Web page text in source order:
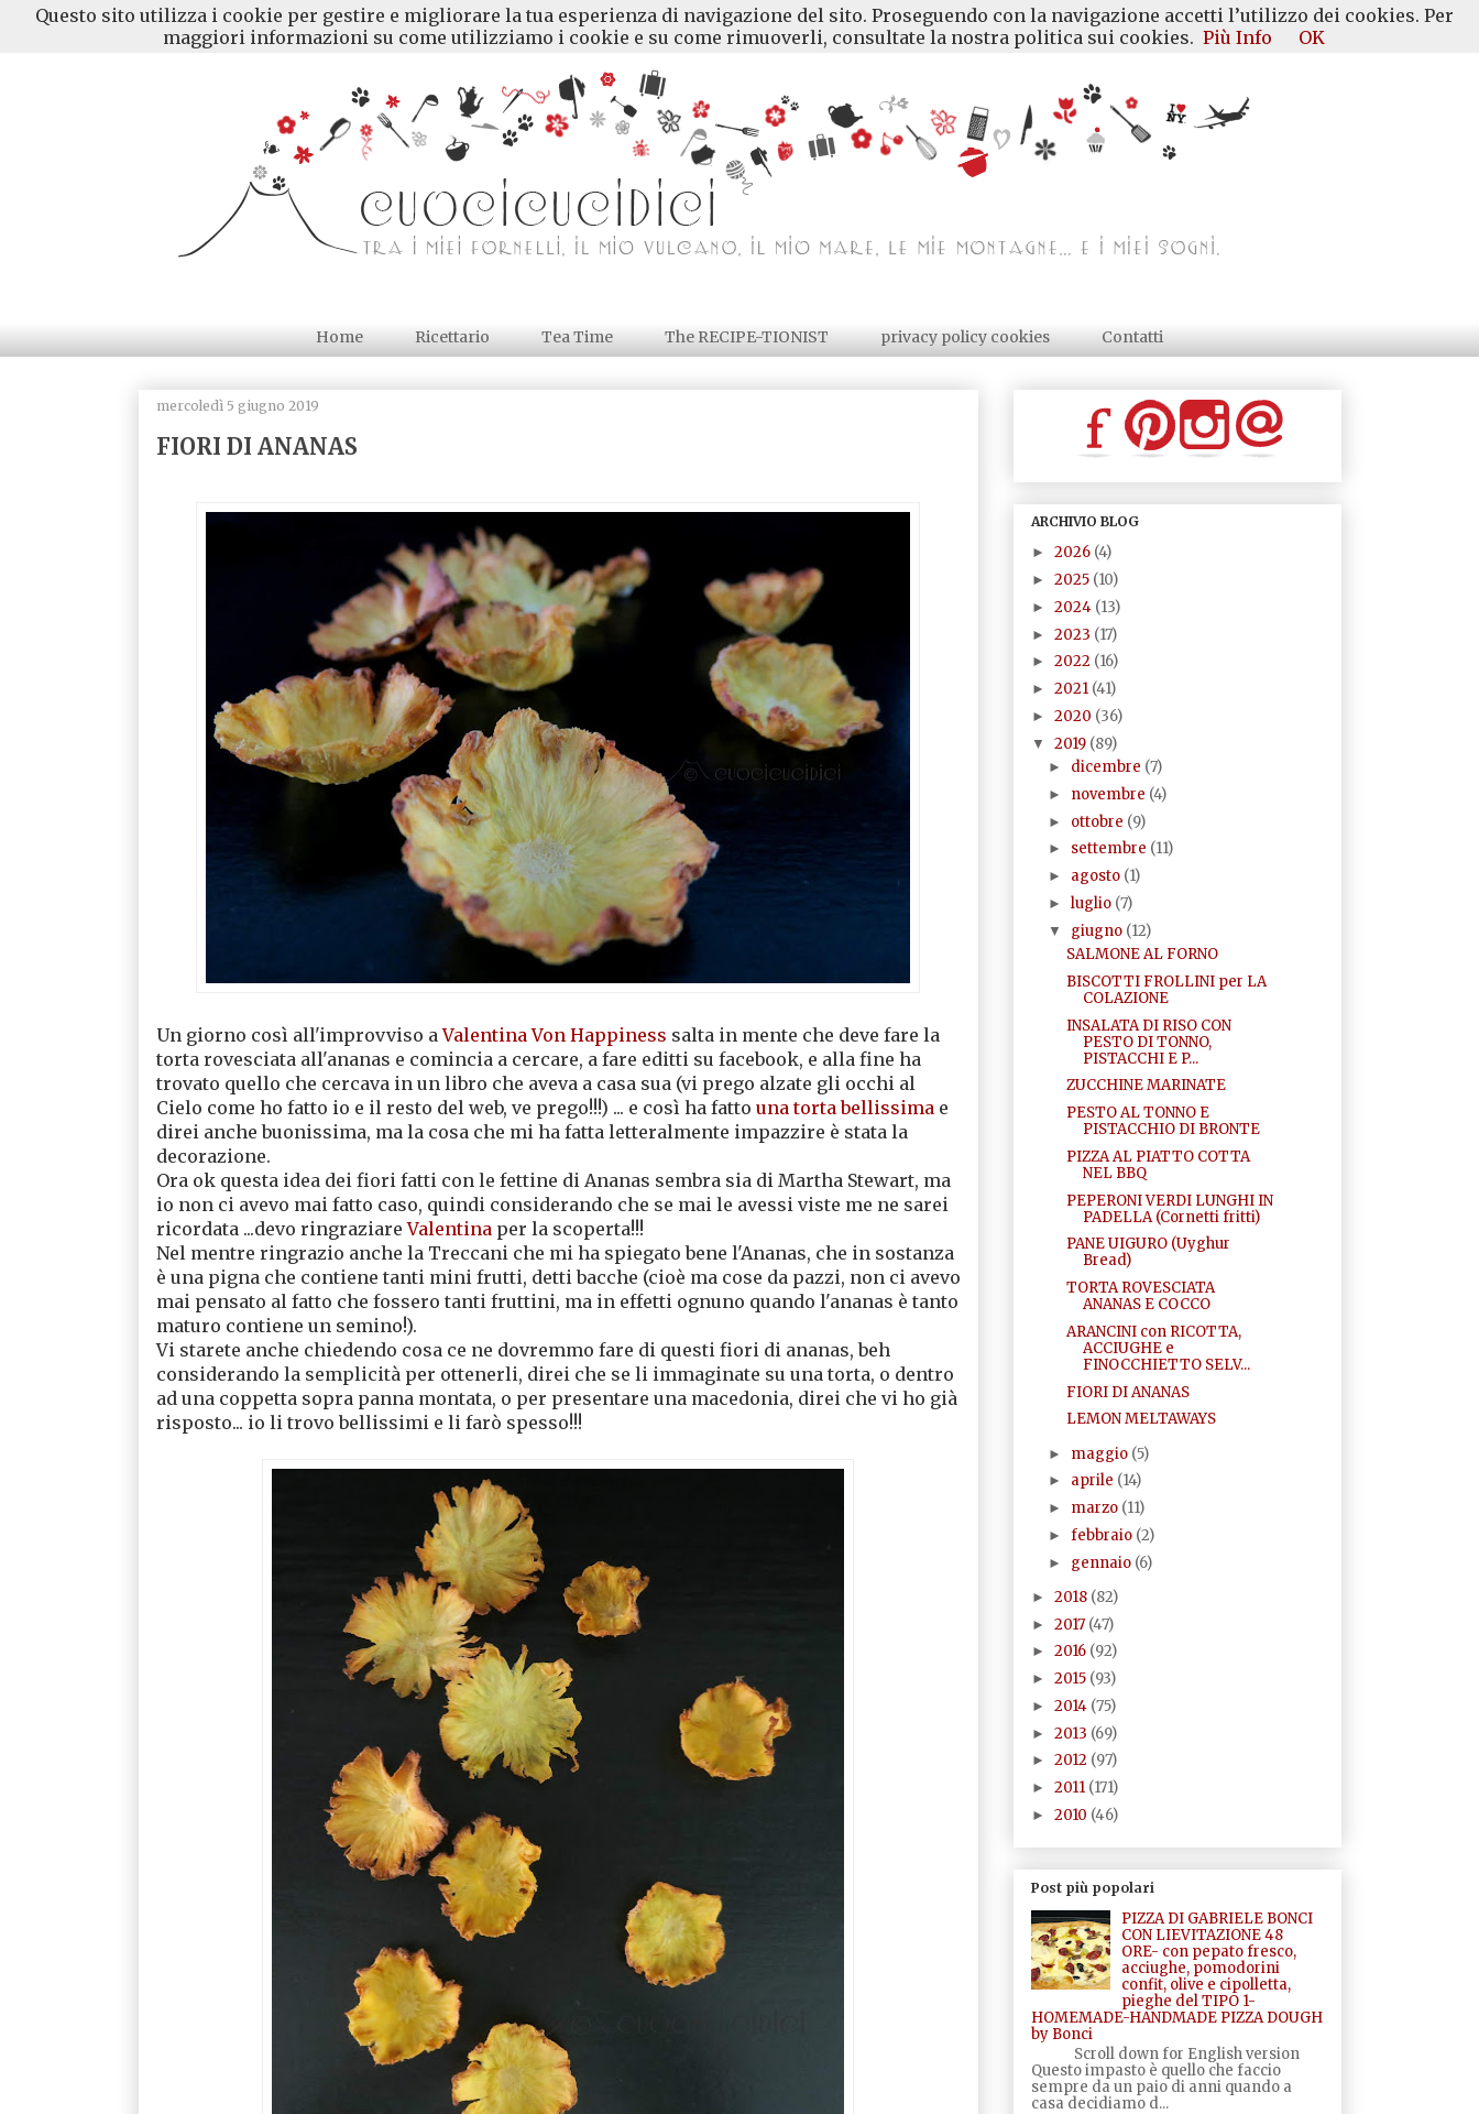
Home Ricettario Tea Time The RECIPE-TIONIST privacy policy cookies Contatti
mercoledì 5 giugno 2019
FIORI DI ANANAS
Un giorno così all'improvviso aValentina Von Happiness salta in mente che deve fare la
torta rovesciata all'ananas e comincia a cercare, a fare editti su facebook, e alla fine ha
trovato quello che cercava in un libro che aveva a casa sua (vi prego alzate gli occhi al
Cielo come ho fatto io e il resto del web, ve prego!!!) ... e così ha fatto una torta bellissima e
direi anche buonissima, ma la cosa che mi ha fatta letteralmente impazzire è stata la
decorazione.
Ora ok questa idea dei fiori fatti con le fettine di Ananas sembra sia di Martha Stewart, ma
io non ci avevo mai fatto caso, quindi considerando che se mai le avessi viste me ne sarei
ricordata ...devo ringraziareValentina per la scoperta!!!
Nel mentre ringrazio anche la Treccani che mi ha spiegato bene l'Ananas, che in sostanza
è una pigna che contiene tanti mini frutti, detti bacche (cioè ma cose da pazzi, non ci avevo
mai pensato al fatto che fossero tanti fruttini, ma in effetti ognuno quando l'ananas è tanto
maturo contiene un semino!).
Vi starete anche chiedendo cosa ce ne dovremmo fare di questi fiori di ananas, beh
considerando la semplicità per ottenerli, direi che se li immaginate su una torta, o dentro
ad una coppetta sopra panna montata, o per presentare una macedonia, direi che vi ho già
risposto... io li trovo bellissimi e li farò spesso!!!
ARCHIVIO BLOG
► 2026 (4)
► 2025 (10)
► 2024 (13)
► 2023 (17)
► 2022 (16)
► 2021 (41)
► 2020 (36)
▼ 2019 (89)
► dicembre (7)
► novembre (4)
► ottobre (9)
► settembre (11)
► agosto (1)
► luglio (7)
▼ giugno (12)
SALMONE AL FORNO
BISCOTTI FROLLINI per LA
COLAZIONE
INSALATA DI RISO CON
PESTO DI TONNO,
PISTACCHI E P...
ZUCCHINE MARINATE
PESTO AL TONNO E
PISTACCHIO DI BRONTE
PIZZA AL PIATTO COTTA
NEL BBQ
PEPERONI VERDI LUNGHI IN
PADELLA (Cornetti fritti)
PANE UIGURO (Uyghur
Bread)
TORTA ROVESCIATA
ANANAS E COCCO
ARANCINI con RICOTTA,
ACCIUGHE e
FINOCCHIETTO SELV...
FIORI DI ANANAS
LEMON MELTAWAYS
► maggio (5)
► aprile (14)
► marzo (11)
►febbraio (2)
► gennaio (6)
► 2018 (82)
► 2017 (47)
► 2016 (92)
► 2015 (93)
► 2014 (75)
► 2013 (69)
► 2012 (97)
► 2011 (171)
► 2010 (46)
Post più popolari
PIZZA DI GABRIELE BONCI
CON LIEVITAZIONE 48
ORE- con pepato fresco,
acciughe, pomodorini
confit, olive e cipolletta,
pieghe del TIPO 1-
HOMEMADE-HANDMADE PIZZA DOUGH
by Bonci
Scroll down for English version
Questo impasto è quello che faccio
sempre da un paio di anni quando a
casa decidiamo d...
Questo sito utilizza i cookie per gestire e migliorare la tua esperienza di navigazione del sito. Proseguendo con la navigazione accetti l’utilizzo dei cookies. Per
maggiori informazioni su come utilizziamo i cookie e su come rimuoverli, consultate la nostra politica sui cookies. Più Info OK